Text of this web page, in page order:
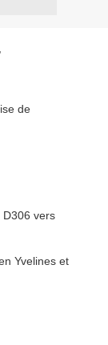
de
D306 vers
Yvelines et